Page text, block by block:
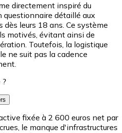
directement inspiré du
questionnaire détaillé aux
leurs 18 ans. Ce système
motivés, évitant ainsi de
Toutefois, la logistique
ne suit pas la cadence
fixée à 2 600 euros net par
le manque d'infrastructures